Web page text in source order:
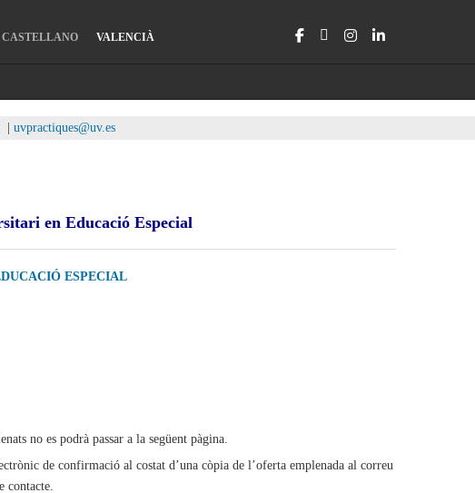
CASTELLANO VALENCIÀ
| uvpractiques@uv.es
en Educació Especial
ESPECIAL
no es podrà passar a la següent pàgina.
de confirmació al costat d’una còpia de l’oferta emplenada al correu
contacte.